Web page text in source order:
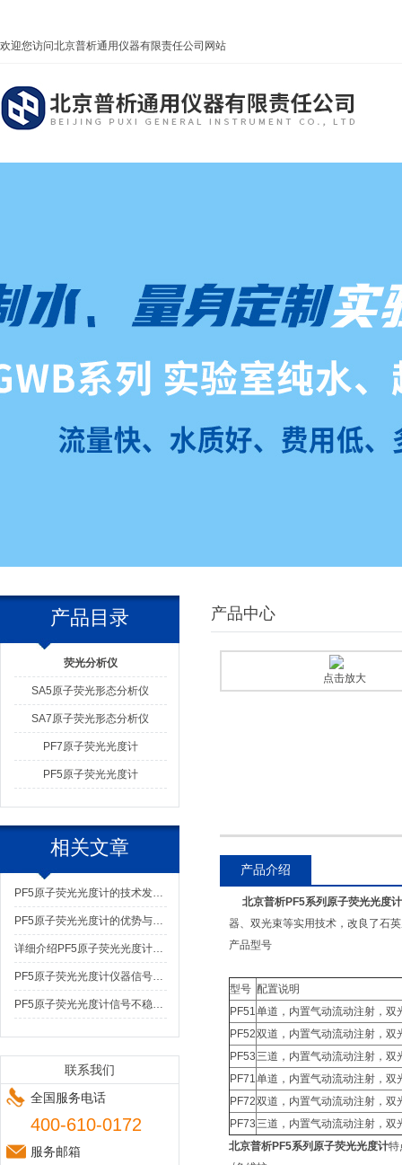
欢迎您访问北京普析通用仪器有限责任公司网站
产品目录
荧光分析仪
SA5原子荧光形态分析仪
SA7原子荧光形态分析仪
PF7原子荧光光度计
PF5原子荧光光度计
相关文章
PF5原子荧光光度计的技术发展趋势
PF5原子荧光光度计的优势与局限性
详细介绍PF5原子荧光光度计使用要求
PF5原子荧光光度计仪器信号不稳定怎么处理呢
PF5原子荧光光度计信号不稳定,该怎么解决呢？
联系我们
全国服务电话
400-610-0172
服务邮箱
产品中心
点击放大
产品介绍
北京普析PF5系列原子荧光光度计
器、双光束等实用技术，改良了石
产品型号
型号 配置说明
PF51单道，内置气动流动注射，双
PF52双道，内置气动流动注射，双
PF53三道，内置气动流动注射，双
PF71单道，内置气动流动注射，双
PF72双道，内置气动流动注射，双
PF73三道，内置气动流动注射，双
北京普析PF5系列原子荧光光度计特